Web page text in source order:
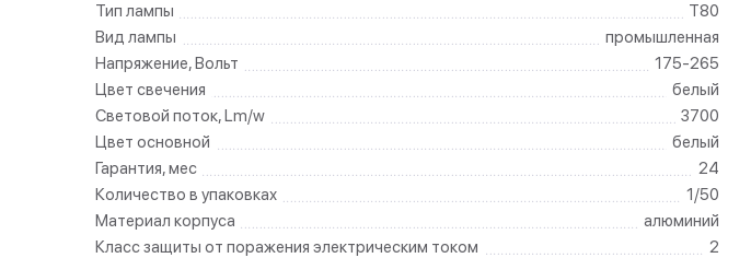
Тип лампы
T80
Вид лампы
промышленная
Напряжение, Вольт
175-265
Цвет свечения
белый
Световой поток, Lm/w
3700
Цвет основной
белый
Гарантия, мес
24
Количество в упаковках
1/50
Материал корпуса
алюминий
Класс защиты от поражения электрическим током
2